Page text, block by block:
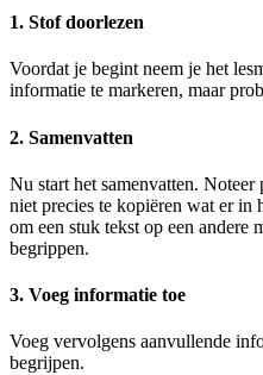
1. Stof doorlezen
Voordat je begint neem je het
informatie te markeren, maar
2. Samenvatten
Nu start het samenvatten.
niet precies te kopiëren wat er in
om een stuk tekst op een
begrippen.
3. Voeg informatie toe
Voeg vervolgens aanvullende
begrijpen.